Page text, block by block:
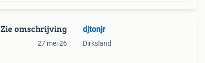
Zie omschrijving
27 mei 26
djtonjr
Dirksland